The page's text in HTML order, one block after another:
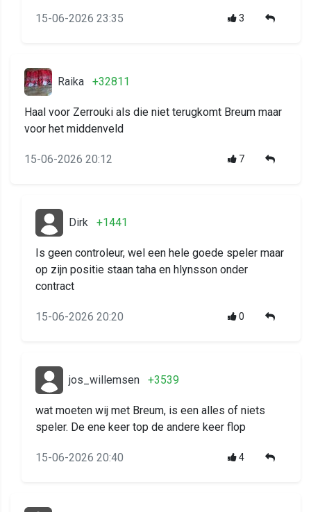
15-06-2026 23:35 3
Raika +32811
Haal voor Zerrouki als die niet terugkomt Breum maar
voor het middenveld
15-06-2026 20:12 7
Dirk +1441
Is geen controleur, wel een hele goede speler maar
op zijn positie staan taha en hlynsson onder
contract
15-06-2026 20:20 0
jos_willemsen +3539
wat moeten wij met Breum, is een alles of niets
speler. De ene keer top de andere keer flop
15-06-2026 20:40 4